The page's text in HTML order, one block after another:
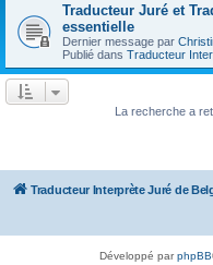
Traducteur Juré et
essentielle
Dernier message par
Publié dans Traducteur
La recherche a
Traducteur Interprète Juré de
Développé parphpBB